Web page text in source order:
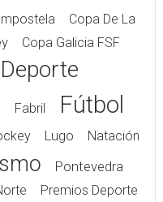
Copa De La
Copa Galicia FSF
Deporte
Fabril Fútbol
Lugo Natación
Pontevedra
Premios Deporte